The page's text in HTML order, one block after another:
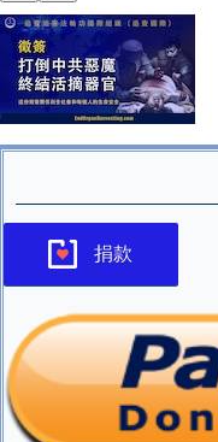
捐款